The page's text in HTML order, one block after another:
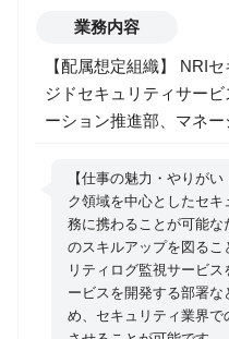
secure.co.jp/service/
secure.co.jp/service/
業務内容
【配属想定組織】 NRI
ジドセキュリティサー
ーション推進部、マネー
ージドセキュリティサ
およびセキュリティ領
客に対する新規案件の
応によるMSS事業拡大
す。 新規顧客の開拓や
ティング、提案活動か
【仕事の魅力・やりが
ク領域を中心としたセ
務に携わることが可能
のスキルアップを図るこ
リティログ監視サービ
ービスを開発する部署
め、セキュリティ業界